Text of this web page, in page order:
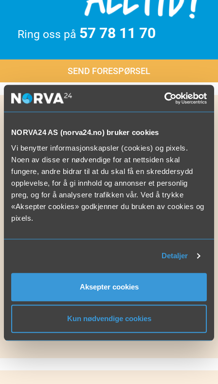
NORVA24 AS (norva24.no) bruker cookies
Vi benytter informasjonskapsler (cookies) og pixels.
Noen av disse er nødvendige for at nettsiden skal
fungere, andre bidrar til at du skal få en skreddersydd
opplevelse, for å gi innhold og annonser et personlig
preg, og for å analysere trafikken vår. Ved å trykke
«Aksepter cookies» godkjenner du bruken av cookies og
pixels.
Detaljer
Aksepter cookies
Kun nødvendige cookies
Ring oss på 57 78 11 70
SEND FORESPØRSEL
Ekstremvær og oversvømmelse
Rørfornying – nye rør uten graving
Transport, behandling og mottak av fiskeslam
Åpning av tette rør og avløp
Tømming av oljeutskiller
Tømming av tørre og våte masser
Tømming av fettutskiller